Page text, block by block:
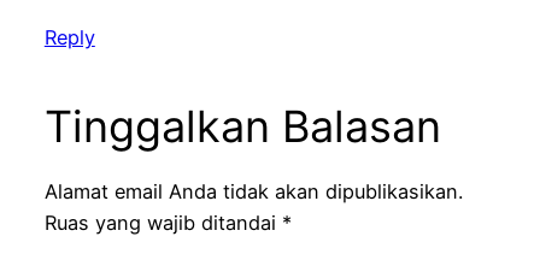
Reply
Tinggalkan Balasan
Alamat email Anda tidak akan dipublikasikan.
Ruas yang wajib ditandai *